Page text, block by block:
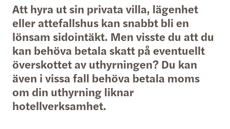
Att hyra ut sin privata villa, lägenhet
eller attefallshus kan snabbt bli en
lönsam sidointäkt. Men visste du att du
kan behöva betala skatt på eventuellt
överskottet av uthyrningen? Du kan
även i vissa fall behöva betala moms
om din uthyrning liknar
hotellverksamhet.